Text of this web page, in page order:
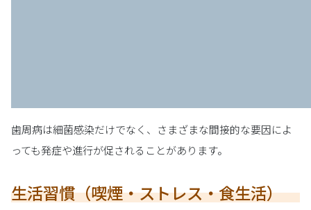
歯周病は細菌感染だけでなく、さまざまな間接的な要因によ
っても発症や進行が促されることがあります。
生活習慣（喫煙・ストレス・食生活）